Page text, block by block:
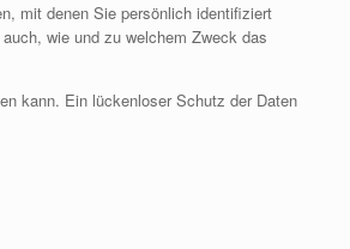
mit denen Sie persönlich identifiziert
wie und zu welchem Zweck das
kann. Ein lückenloser Schutz der Daten